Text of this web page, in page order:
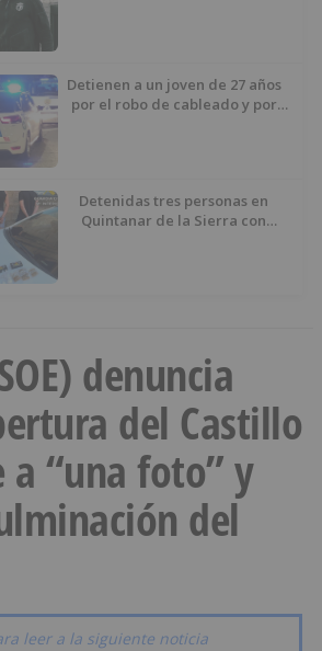
Detienen a un joven de 27 años
por el robo de cableado y por
Detenidas tres personas en
Quintanar de la Sierra con
denuncia
del Castillo
a “una foto” y
del
leer a la siguiente noticia